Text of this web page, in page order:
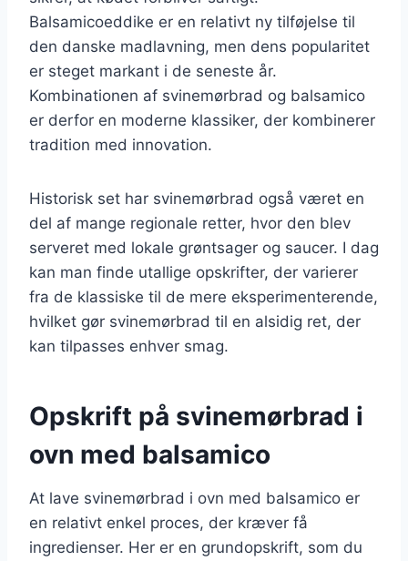
Balsamicoeddike er en relativt ny tilføjelse til
den danske madlavning, men dens popularitet
er steget markant i de seneste år.
Kombinationen af svinemørbrad og balsamico
er derfor en moderne klassiker, der kombinerer
tradition med innovation.
Historisk set har svinemørbrad også været en
del af mange regionale retter, hvor den blev
serveret med lokale grøntsager og saucer. I dag
kan man finde utallige opskrifter, der varierer
fra de klassiske til de mere eksperimenterende,
hvilket gør svinemørbrad til en alsidig ret, der
kan tilpasses enhver smag.
Opskrift på svinemørbrad i
ovn med balsamico
At lave svinemørbrad i ovn med balsamico er
en relativt enkel proces, der kræver få
ingredienser. Her er en grundopskrift, som du